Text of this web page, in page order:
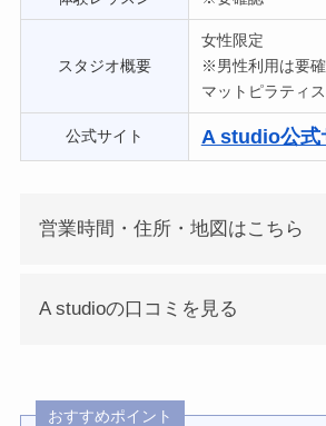
スタジオ概要
女性限定
※男性利用は要
マットピラティス
公式サイト A studio公式
営業時間・住所・地図はこちら
A studioの口コミを見る
おすすめポイント